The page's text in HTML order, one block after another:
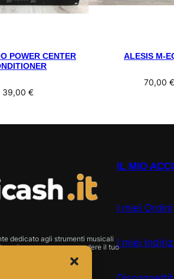
POWER CENTER
39,00 €
ALESIS M-
70,00 €
dedicato agli strumenti musicali
e sicuro comprare o vendere il tuo
IL MIO
I miei Ordini
I miei